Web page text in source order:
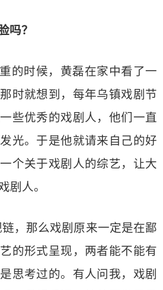
吗？
的时候，黄磊在家中看了一
时就想到，每年乌镇戏剧节
些优秀的戏剧人，他们一直
光。于是他就请来自己的好
个关于戏剧人的综艺，让大
剧人。
，那么戏剧原来一定是在鄙
的形式呈现，两者能不能有
思考过的。有人问我，戏剧